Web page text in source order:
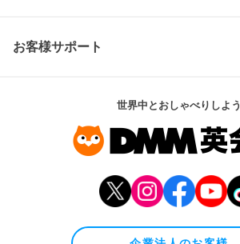
お客様サポート
世界中とおしゃべりしよう